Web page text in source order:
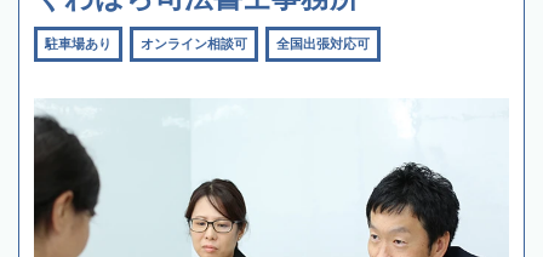
駐車場あり オンライン相談可 全国出張対応可